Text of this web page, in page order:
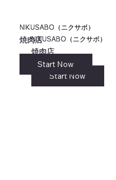
NIKUSABO（ニクサボ）
焼肉店
リンク
NIKUSABO（ニクサボ）
焼肉店
Start Now
NIKUSABO（ニクサボ）
焼肉店
Start Now
NIKUSABO（ニクサボ）
焼肉店
Start Now